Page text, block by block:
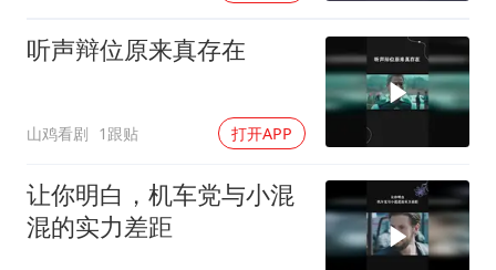
听声辩位原来真存在
山鸡看剧 1跟贴 打开APP
让你明白，机车党与小混
混的实力差距